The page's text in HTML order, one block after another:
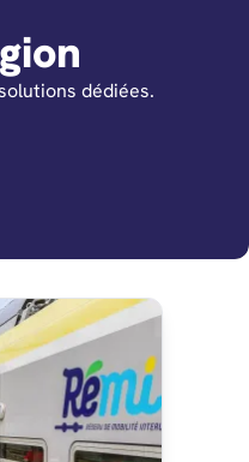
dédiées.